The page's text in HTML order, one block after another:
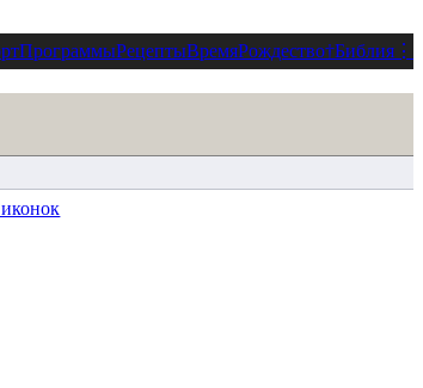
ПрограммыРецептыВремяРождество†Библия ⋮